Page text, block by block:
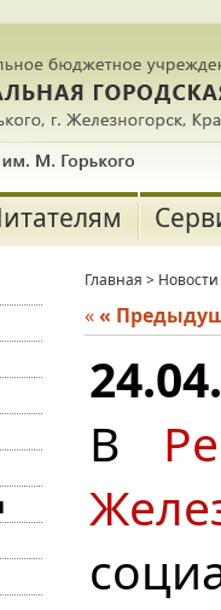
Главная > Новости
««
В